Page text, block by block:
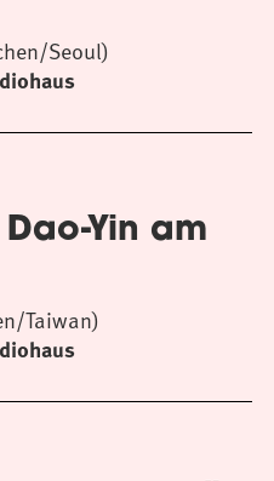
Seoul)
Dao-Yin am
Taiwan)